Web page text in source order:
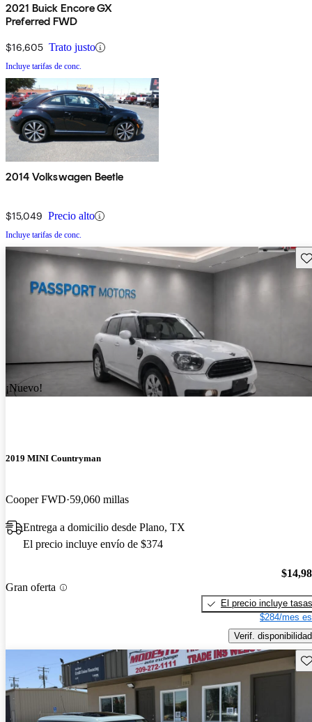
2021 Buick Encore GX
Preferred FWD
$16,605 Trato justo
Incluye tarifas de conc.
2014 Volkswagen Beetle
$15,049 Precio alto
Incluye tarifas de conc.
¡Nuevo!
2019 MINI Countryman
Cooper FWD 59,060 millas
Entrega a domicilio desde Plano, TX
El precio incluye envío de $374
Gran oferta
El precio incluye tasas
$284/mes
Verif. disponibilidad